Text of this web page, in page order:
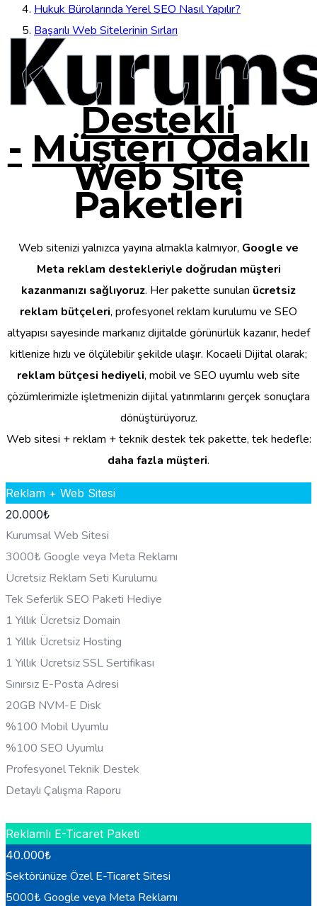
Hukuk Bürolarında Yerel SEO Nasıl Yapılır?
Başarılı Web Sitelerinin Sırları
Destekli
- Müşteri Odaklı
Web Site
Paketleri
Web sitenizi yalnızca yayına almakla kalmıyor, Google ve
Meta reklam destekleriyle doğrudan müşteri
kazanmanızı sağlıyoruz. Her pakette sunulan ücretsiz
reklam bütçeleri, profesyonel reklam kurulumu ve SEO
altyapısı sayesinde markanız dijitalde görünürlük kazanır, hedef
kitlenize hızlı ve ölçülebilir şekilde ulaşır. Kocaeli Dijital olarak;
reklam bütçesi hediyeli, mobil ve SEO uyumlu web site
çözümlerimizle işletmenizin dijital yatırımlarını gerçek sonuçlara
dönüştürüyoruz.
Web sitesi + reklam + teknik destek tek pakette, tek hedefle:
daha fazla müşteri.
Reklam + Web Sitesi
20.000₺
Kurumsal Web Sitesi
3000₺ Google veya Meta Reklamı
Ücretsiz Reklam Seti Kurulumu
Tek Seferlik SEO Paketi Hediye
1 Yıllık Ücretsiz Domain
1 Yıllık Ücretsiz Hosting
1 Yıllık Ücretsiz SSL Sertifikası
Sınırsız E-Posta Adresi
20GB NVM-E Disk
%100 Mobil Uyumlu
%100 SEO Uyumlu
Profesyonel Teknik Destek
Detaylı Çalışma Raporu
Reklamlı E-Ticaret Paketi
40.000₺
Sektörünüze Özel E-Ticaret Sitesi
5000₺ Google veya Meta Reklamı